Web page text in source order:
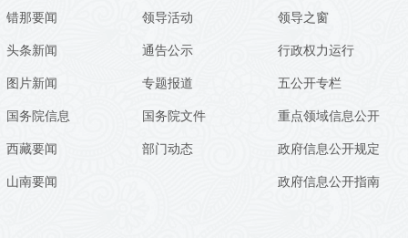
错那要闻
头条新闻
图片新闻
国务院信息
西藏要闻
山南要闻
领导活动
通告公示
专题报道
国务院文件
部门动态
领导之窗
行政权力运行
五公开专栏
重点领域信息公开
政府信息公开规定
政府信息公开指南